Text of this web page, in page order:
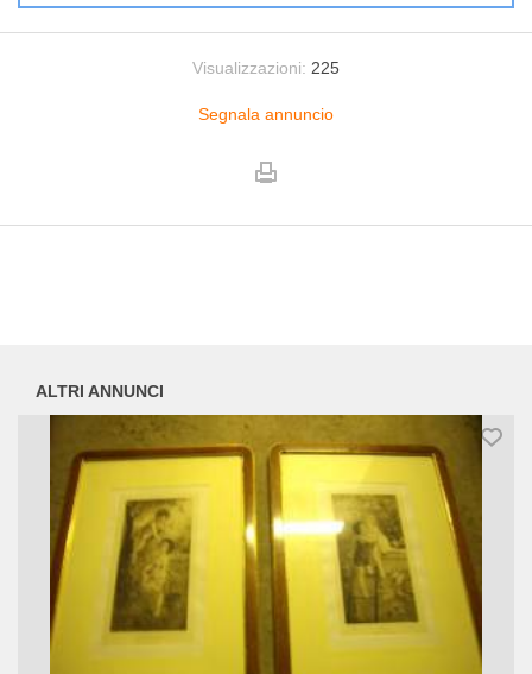
Visualizzazioni: 225
Segnala annuncio
ALTRI ANNUNCI